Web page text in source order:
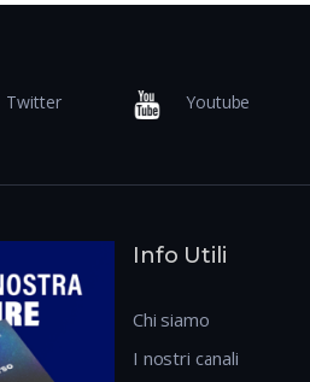
Twitter Youtube
Info Utili
Chi siamo
I nostri canali